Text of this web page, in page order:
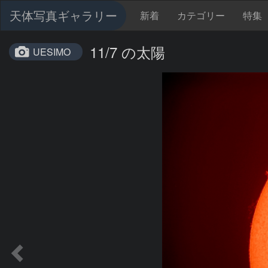
天体写真ギャラリー 新着 カテゴリー 特集
UESIMO 11/7 の太陽